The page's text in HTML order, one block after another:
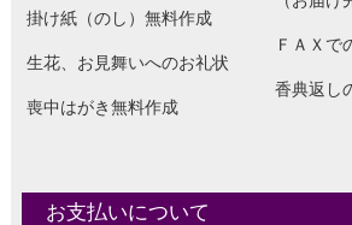
掛け紙（のし）無料作成
生花、お見舞いへのお礼状
喪中はがき無料作成
ＦＡＸで
香典返し
お支払いについて